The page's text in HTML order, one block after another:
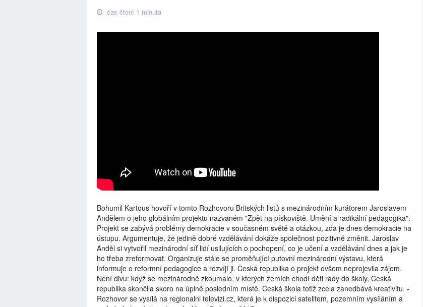
čas čtení 1 minuta
Bohumil Kartous hovoří v tomto Rozhovoru Britských listů s mezinárodním kurátorem Jaroslavem
Andělem o jeho globálním projektu nazvaném "Zpět na pískoviště. Umění a radikální pedagogika".
Projekt se zabývá problémy demokracie v současném světě a otázkou, zda je dnes demokracie na
ústupu. Argumentuje, že jedině dobré vzdělávání dokáže společnost pozitivně změnit. Jaroslav
Anděl si vytvořil mezinárodní síť lidí usilujících o pochopení, co je učení a vzdělávání dnes a jak je
ho třeba zreformovat. Organizuje stále se proměňující putovní mezinárodní výstavu, která
informuje o reformní pedagogice a rozvíjí ji. Česká republika o projekt ovšem neprojevila zájem.
Není divu: když se mezinárodně zkoumalo, v kterých zemích chodí děti rády do školy, Česká
republika skončila skoro na úplně posledním místě. Česká škola totiž zcela zanedbává kreativitu. -
Rozhovor se vysílá na regionalni televizi.cz, která je k dispozici satelitem, pozemním vysíláním a